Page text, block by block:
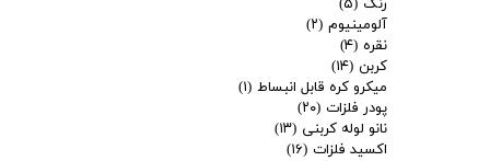
رنگ (۵)
آلومینیوم (۲)
نقره (۴)
کربن (۱۴)
میکرو کره قابل انبساط (۱)
پودر فلزات (۲۰)
نانو لوله کربنی (۱۳)
اکسید فلزات (۱۶)